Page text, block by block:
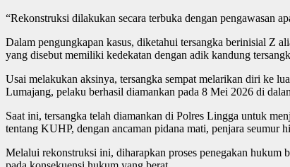
“Rekonstruksi dilakukan secara terbuka dengan pengawasan
Dalam pengungkapan kasus, diketahui tersangka berinisial Z
yang disebut memiliki kedekatan dengan adik kandung
Usai melakukan aksinya, tersangka sempat melarikan diri ke
Lumajang, pelaku berhasil diamankan pada 8 Mei 2026 di
Saat ini, tersangka telah diamankan di Polres Lingga untuk
tentang KUHP, dengan ancaman pidana mati, penjara seumur
Melalui rekonstruksi ini, diharapkan proses penegakan hukum